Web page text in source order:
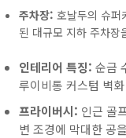
주차장: 호날두의 슈퍼
된 대규모 지하 주차장
인테리어 특징: 순금
루이비통 커스텀 벽
프라이버시: 인근 골
변 조경에 막대한 공